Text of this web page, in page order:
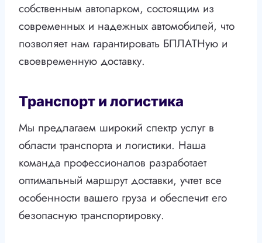
собственным автопарком, состоящим из
современных и надежных автомобилей, что
позволяет нам гарантировать БПЛАТНую и
своевременную доставку.
Транспорт и логистика
Мы предлагаем широкий спектр услуг в
области транспорта и логистики. Наша
команда профессионалов разработает
оптимальный маршрут доставки, учтет все
особенности вашего груза и обеспечит его
безопасную транспортировку.